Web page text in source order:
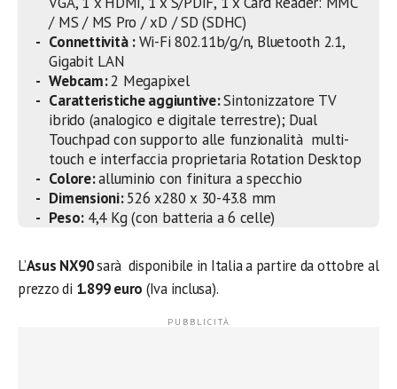
/ MS / MS Pro / xD / SD (SDHC)
Connettività :Wi-Fi 802.11b/g/n, Bluetooth 2.1,
Gigabit LAN
Webcam:2 Megapixel
Caratteristiche aggiuntive:Sintonizzatore TV
ibrido (analogico e digitale terrestre); Dual
Touchpad con supporto alle funzionalità multi-
touch e interfaccia proprietaria Rotation Desktop
Colore:alluminio con finitura a specchio
Dimensioni:526 x280 x 30-43.8 mm
Peso: 4,4 Kg (con batteria a 6 celle)
L’Asus NX90sarà disponibile in Italia a partire da ottobre al
prezzo di 1.899 euro (Iva inclusa).